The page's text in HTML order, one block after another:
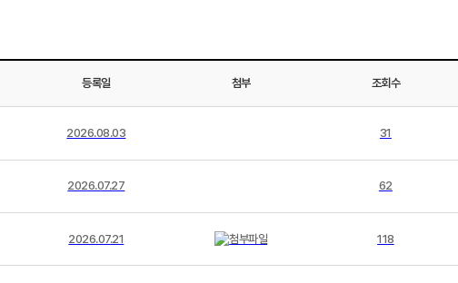
등록일 첨부 조회수
2026.08.03 31
2026.07.27 62
2026.07.21 118